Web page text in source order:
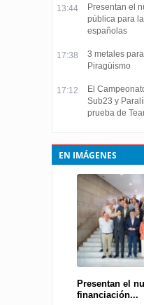
13:44
Presentan el
pública para
españolas
17:38
3 metales
Piragüismo
17:12
El
Sub23 y
prueba de
EN IMÁGENES
Presentan el
financiación...